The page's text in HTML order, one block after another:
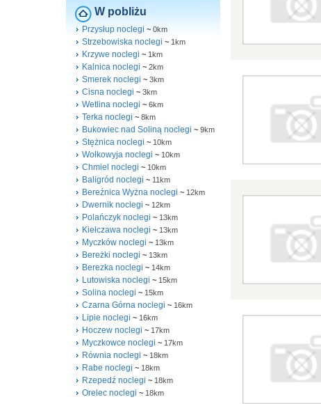
W pobliżu
Przysłup noclegi ~ 0km
Strzebowiska noclegi ~ 1km
Krzywe noclegi ~ 1km
Kalnica noclegi ~ 2km
Smerek noclegi ~ 3km
Cisna noclegi ~ 3km
Wetlina noclegi ~ 6km
Terka noclegi ~ 8km
Bukowiec nad Soliną noclegi ~ 9km
Stężnica noclegi ~ 10km
Wołkowyja noclegi ~ 10km
Chmiel noclegi ~ 10km
Baligród noclegi ~ 11km
Bereźnica Wyżna noclegi ~ 12km
Dwernik noclegi ~ 12km
Polańczyk noclegi ~ 13km
Kiełczawa noclegi ~ 13km
Myczków noclegi ~ 13km
Bereżki noclegi ~ 13km
Berezka noclegi ~ 14km
Lutowiska noclegi ~ 15km
Solina noclegi ~ 15km
Czarna Górna noclegi ~ 16km
Lipie noclegi ~ 16km
Hoczew noclegi ~ 17km
Myczkowce noclegi ~ 17km
Równia noclegi ~ 18km
Rabe noclegi ~ 18km
Rzepedź noclegi ~ 18km
Orelec noclegi ~ 18km